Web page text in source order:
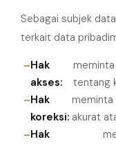
Sebagai subjek
terkait data
Hak
akses:
tentang
Hak
koreksi: akurat
Hak